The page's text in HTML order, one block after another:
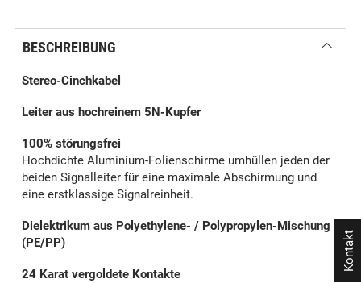
BESCHREIBUNG
Stereo-Cinchkabel
Leiter aus hochreinem 5N-Kupfer
100% störungsfrei
Hochdichte Aluminium-Folienschirme umhüllen jeden der
beiden Signalleiter für eine maximale Abschirmung und
eine erstklassige Signalreinheit.
Dielektrikum aus Polyethylene- / Polypropylen-Mischung
(PE/PP)
24 Karat vergoldete Kontakte
Kontakt